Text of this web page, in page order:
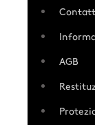
AGB